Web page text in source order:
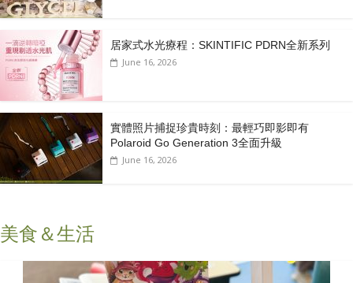
居家式水光療程：SKINTIFIC PDRN全新系列
June 16, 2026
實體照片捕捉珍貴時刻：最輕巧即影即有
Polaroid Go Generation 3全面升級
June 16, 2026
美食＆生活